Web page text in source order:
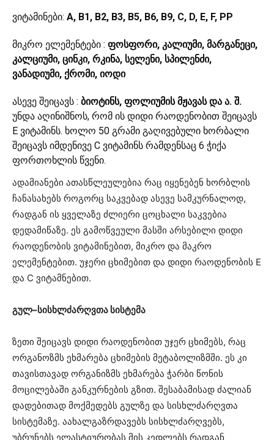
ვიტამინები: A, B1, B2, B3, B5, B6, B9, C, D, E, F, PP
მიკრო ელემენტები : ფოსფორი, კალიუმი, მარგანეცი,
კალციუმი, ცინკი, რკინა, სელენი, სპილენძი,
ვანადიუმი, ქრომი, იოდი
ასევე შეიცავს : ბიოტინს, ფოლიუმის მჟავას და ა. შ.
უნდა აღინიშნოს, რომ ის დიდი რაოდენობით შეიცავს
Е ვიტამინს. ხოლო 50 გრამი გაღივებული ხორბალი
შეიცავს იმდენივე С ვიტამინს რამდენსაც 6 ჭიქა
ფორთოხლის წვენი.
ადამიანები ათასწლეულებია რაც იყენებენ ხორბლის
ჩანასახებს როგორც საკვებად ასევე სამკურნალოდ,
რადგან ის ყველაზე ძლიერი ცოცხალი საკვებია
დედამიწაზე. ეს გამოწვეული მასში არსებილი დიდი
რაოდენობის ვიტამინებით, მიკრო და მაკრო
ელემენტებით. უჯერი ცხიმებით და დიდი რაოდენობის E
და C ვიტამნებით.
გულ–სისხლძარღვთა სისტემა
ზეთი შეიცავს დიდი რაოდენობით უჯერ ცხიმებს, რაც
ორგანოზმს ეხმარება ცხიმების მეტაბოლიზმში. ეს კი
თავისთავად ორგანიზმს ეხმარება ჭარბი წონის
მოცილებაში განკურნების გზით. შესაბამისად ძალიან
დადებითად მოქმედებს გულზე და სისხლძარღვთა
სისტემაზე. აახალგაზრდავებს სისხლძარღვებს,
უბრუნებს ელასტიურობას მის კედლებს რადგან